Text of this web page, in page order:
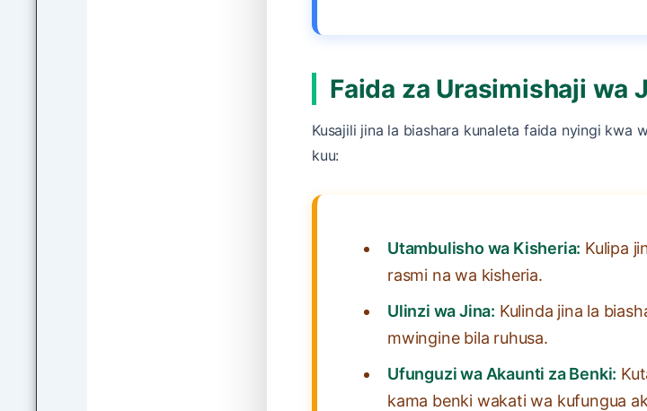
Faida za Urasimishaji wa
Kusajili jina la biashara kunaleta faida nyingi kwa
kuu:
Utambulisho wa Kisheria: Kulipa
rasmi na wa kisheria.
Ulinzi wa Jina: Kulinda jina la
mwingine bila ruhusa.
Ufunguzi wa Akaunti za Benki:
kama benki wakati wa kufungua